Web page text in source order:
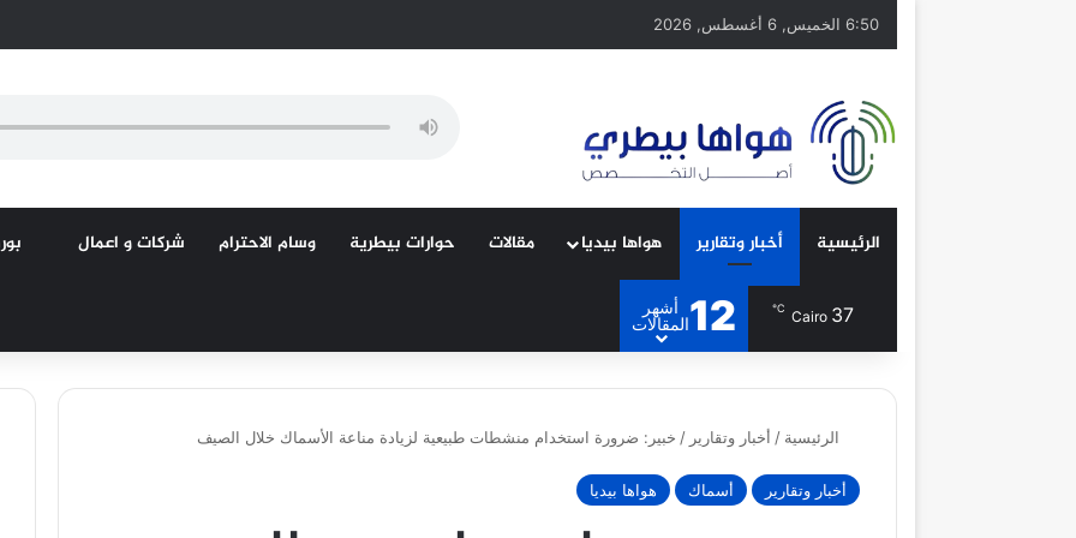
6:50 الخميس, 6 أغسطس, 2026
الرئيسية أخبار وتقارير هواها بيديا مقالات حوارات بيطرية وسام الاحترام شركات و اعمال
Cairo 37
℃
12
أشهر
المقالات
الرئيسية / أخبار وتقارير / خبير: ضرورة استخدام منشطات طبيعية لزيادة مناعة الأسماك خلال الصيف
أخبار وتقارير أسماك هواها بيديا